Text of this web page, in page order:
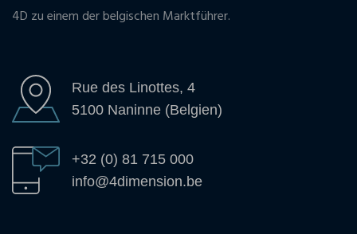
4D zu einem der belgischen Marktführer.
Rue des Linottes, 4
5100 Naninne (Belgien)
+32 (0) 81 715 000
info@4dimension.be